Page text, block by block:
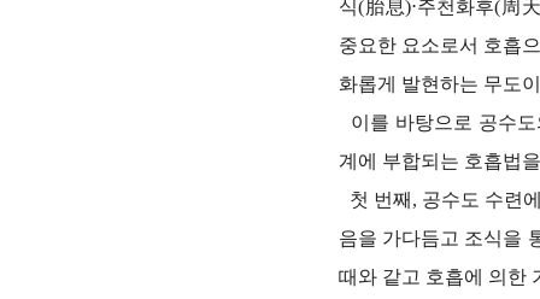
식(胎息)⋅주천화후(周
중요한 요소로서 호흡
화롭게 발현하는 무도
이를 바탕으로 공수
계에 부합되는 호흡법
첫 번째, 공수도 수련
음을 가다듬고 조식을
때와 같고 호흡에 의한